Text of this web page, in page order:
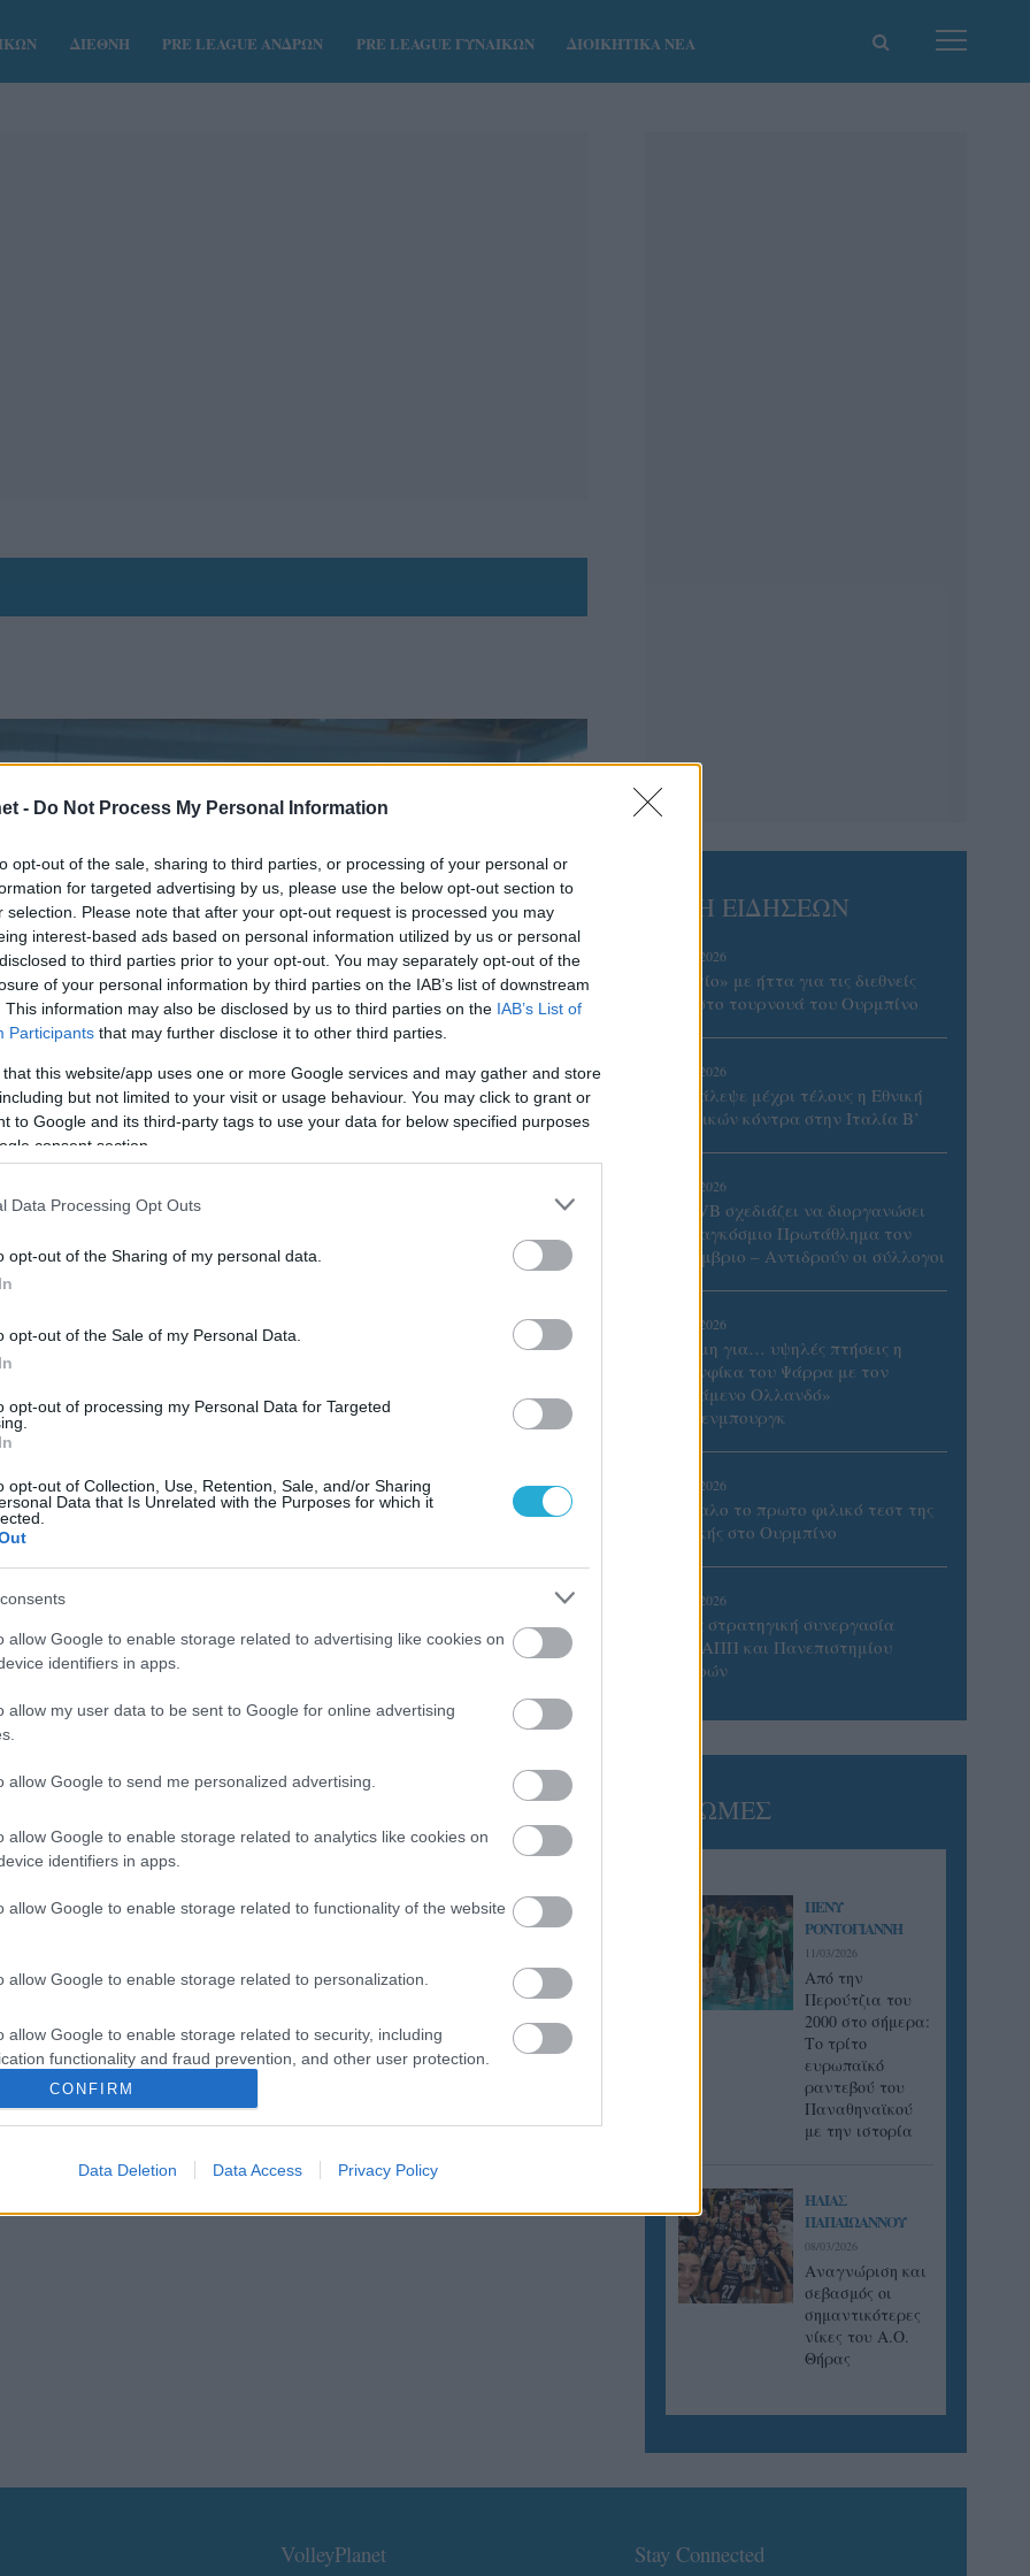
- Do Not Process My Personal Information
opt-out of the sale, sharing to third parties, or processing of your personal or
for targeted advertising by us, please use the below opt-out section to
selection. Please note that after your opt-out request is processed you may
interest-based ads based on personal information utilized by us or personal
to third parties prior to your opt-out. You may separately opt-out of the
of your personal information by third parties on the IAB’s list of downstream
This information may also be disclosed by us to third parties on the IAB’s List of
Participants that may further disclose it to other third parties.
that this website/app uses one or more Google services and may gather and store
but not limited to your visit or usage behaviour. You may click to grant or
to Google and its third-party tags to use your data for below specified purposes
consent section.
Data Processing Opt Outs
opt-out of the Sharing of my personal data.
opt-out of the Sale of my Personal Data.
opt-out of processing my Personal Data for Targeted
opt-out of Collection, Use, Retention, Sale, and/or Sharing
Data that Is Unrelated with the Purposes for which it
allow Google to enable storage related to advertising like cookies on
identifiers in apps.
allow my user data to be sent to Google for online advertising
allow Google to send me personalized advertising.
allow Google to enable storage related to analytics like cookies on
identifiers in apps.
allow Google to enable storage related to functionality of the website
allow Google to enable storage related to personalization.
allow Google to enable storage related to security, including
functionality and fraud prevention, and other user protection.
CONFIRM
Data Deletion Data Access Privacy Policy
ΔΙΕΘΝΗ PRE LEAGUE ΑΝΔΡΩΝ PRE LEAGUE ΓΥΝΑΙΚΩΝ ΔΙΟΙΚΗΤΙΚΑ ΝΕΑ
ολοκληρώθηκε την στο Μεσολόγγι το 11ο
καθώς στις τελευταίες η PODEROSAS
και διαμαρτυριών νικήτρια σε ένα
ΡΟΗ ΕΙΔΗΣΕΩΝ
07/08/2026
«Αντίο» με ήττα για τις διεθνείς
μας στο τουρνουά του Ουρμπίνο
06/08/2026
Το πάλεψε μέχρι τέλους η Εθνική
γυναικών κόντρα στην Ιταλία Β’
06/08/2026
Η FIVB σχεδιάζει να διοργανώσει
το Παγκόσμιο Πρωτάθλημα τον
Δεκέμβριο – Αντιδρούν οι σύλλογοι
06/08/2026
Έτοιμη για… υψηλές πτήσεις η
Μπενφίκα του Ψάρρα με τον
«Ιπτάμενο Ολλανδό»
Βίλτενμπουργκ
05/08/2026
Ισόπαλο το πρωτο φιλικό τεστ της
Εθνικής στο Ουρμπίνο
05/08/2026
Προς στρατηγική συνεργασία
ΠΑΣΑΠΠ και Πανεπιστημίου
Πατρών
ΓΝΩΜΕΣ
ΠΕΝΥ
ΡΟΝΤΟΓΙΑΝΝΗ
11/03/2026
Από την
Περούτζια του
2000 στο σήμερα:
Tο τρίτο
ευρωπαϊκό
ραντεβού του
Παναθηναϊκού
με την ιστορία
ΗΛΙΑΣ
ΠΑΠΑΪΩΑΝΝΟΥ
08/03/2026
Αναγνώριση και
σεβασμός οι
σημαντικότερες
νίκες του Α.Ο.
Θήρας
VolleyPlanet Stay Connected